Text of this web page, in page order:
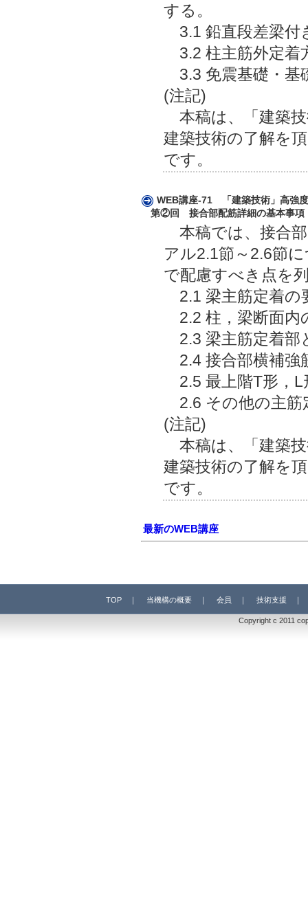
する。
3.1 鉛直段差梁付
3.2 柱主筋外定着
3.3 免震基礎・基
(注記)
本稿は、「建築
建築技術の了解を
です。
WEB講座-71 「建築技術」高強
第②回 接合部配筋詳細の基本事項
本稿では、接合
アル2.1節～2.6節
で配慮すべき点を
2.1 梁主筋定着の
2.2 柱，梁断面内
2.3 梁主筋定着部
2.4 接合部横補強
2.5 最上階T形，L
2.6 その他の主筋
(注記)
本稿は、「建築
建築技術の了解を
です。
最新のWEB講座
TOP ｜ 当機構の概要 ｜会員 ｜技術支援
Copyright c 2011